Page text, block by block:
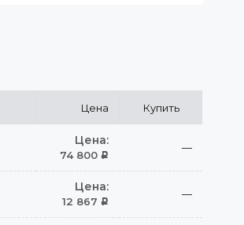
Цена Купить
Цена:
74 800 Р
—
Цена:
12 867 Р
—